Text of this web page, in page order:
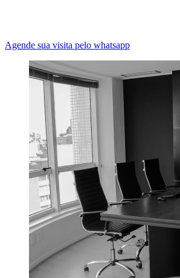
Agende sua visita pelo whatsapp